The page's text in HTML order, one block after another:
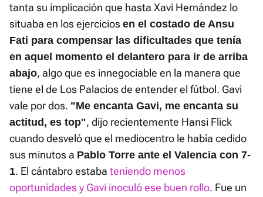
tanta su implicación que hasta Xavi Hernández lo
situaba en los ejercicios en el costado de Ansu
Fati para compensar las dificultades que tenía
en aquel momento el delantero para ir de arriba
abajo, algo que es innegociable en la manera que
tiene el de Los Palacios de entender el fútbol. Gavi
vale por dos. "Me encanta Gavi, me encanta su
actitud, es top", dijo recientemente Hansi Flick
cuando desveló que el mediocentro le había cedido
sus minutos a Pablo Torre ante el Valencia con 7-
1. El cántabro estaba teniendo menos
oportunidades y Gavi inoculó ese buen rollo. Fue un